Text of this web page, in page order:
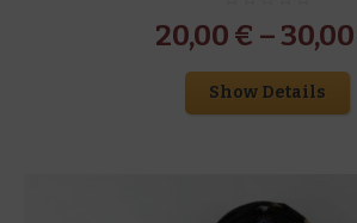
20,00 € –30,00
Show Details